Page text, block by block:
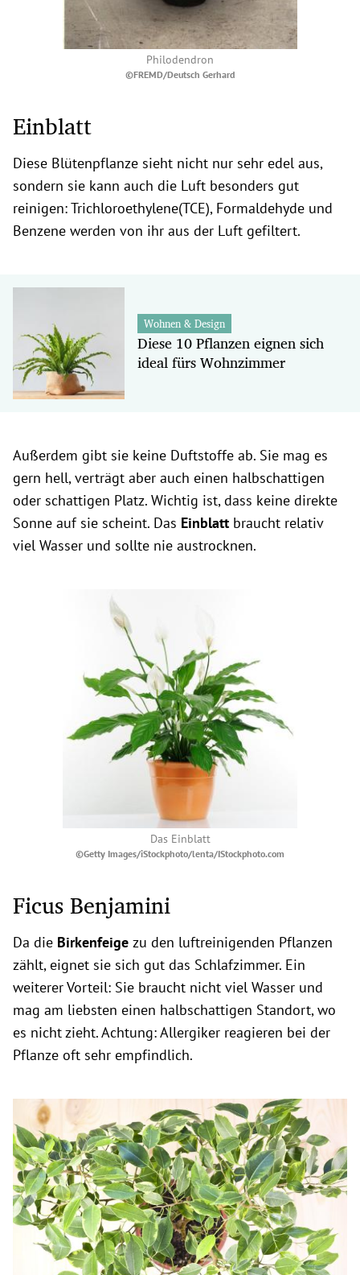
Philodendron
©FREMD/Deutsch Gerhard
Einblatt
Diese Blütenpflanze sieht nicht nur sehr edel aus,
sondern sie kann auch die Luft besonders gut
reinigen: Trichloroethylene(TCE), Formaldehyde und
Benzene werden von ihr aus der Luft gefiltert.
Wohnen & Design
Diese 10 Pflanzen eignen sich
ideal fürs Wohnzimmer
Außerdem gibt sie keine Duftstoffe ab. Sie mag es
gern hell, verträgt aber auch einen halbschattigen
oder schattigen Platz. Wichtig ist, dass keine direkte
Sonne auf sie scheint. Das Einblatt braucht relativ
viel Wasser und sollte nie austrocknen.
Das Einblatt
©Getty Images/iStockphoto/lenta/IStockphoto.com
Ficus Benjamini
Da die Birkenfeige zu den luftreinigenden Pflanzen
zählt, eignet sie sich gut das Schlafzimmer. Ein
weiterer Vorteil: Sie braucht nicht viel Wasser und
mag am liebsten einen halbschattigen Standort, wo
es nicht zieht. Achtung: Allergiker reagieren bei der
Pflanze oft sehr empfindlich.